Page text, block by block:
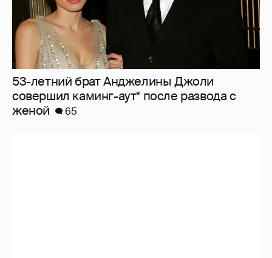
53-летний брат Анджелины Джоли
совершил каминг-аут* после развода с
женой
65